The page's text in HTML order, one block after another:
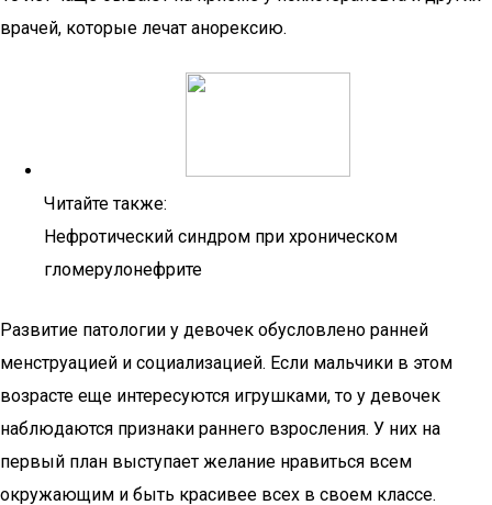
врачей, которые лечат анорексию.
Читайте также:
Нефротический синдром при хроническом
гломерулонефрите
Развитие патологии у девочек обусловлено ранней
менструацией и социализацией. Если мальчики в этом
возрасте еще интересуются игрушками, то у девочек
наблюдаются признаки раннего взросления. У них на
первый план выступает желание нравиться всем
окружающим и быть красивее всех в своем классе.